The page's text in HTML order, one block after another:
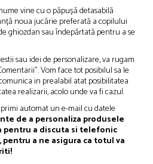
vine cu o păpușă detasabilă
noua jucărie preferată a copilului
ghiozdan sau îndepărtată pentru a se
sau idei de personalizare, va rugam
Vom face tot posibilul sa le
in prealabil atat posibilitatea
realizarii, acolo unde va fi cazul.
automat un e-mail cu datele
de a personaliza produsele
pentru a discuta si telefonic
a ne asigura ca totul va